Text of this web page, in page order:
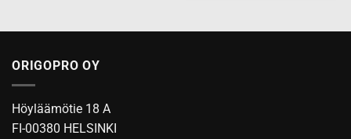
useampi
Voit
tuotteen
sivulla.
ORIGOPRO OY
Höyläämötie 18 A
FI-00380 HELSINKI